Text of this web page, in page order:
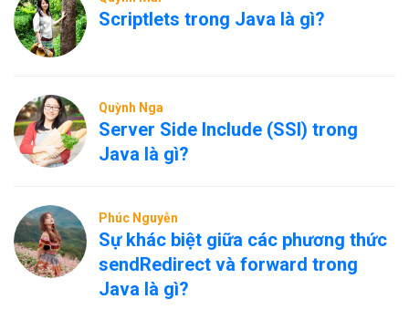
Scriptlets trong Java là gì?
Quỳnh Nga
Server Side Include (SSI) trong
Java là gì?
Phúc Nguyễn
Sự khác biệt giữa các phương thức
sendRedirect và forward trong
Java là gì?